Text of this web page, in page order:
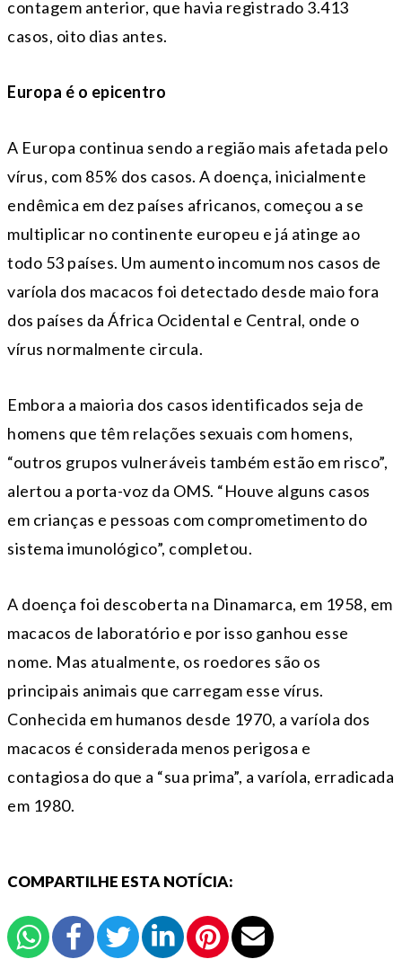
contagem anterior, que havia registrado 3.413
casos, oito dias antes.
Europa é o epicentro
A Europa continua sendo a região mais afetada pelo
vírus, com 85% dos casos. A doença, inicialmente
endêmica em dez países africanos, começou a se
multiplicar no continente europeu e já atinge ao
todo 53 países. Um aumento incomum nos casos de
varíola dos macacos foi detectado desde maio fora
dos países da África Ocidental e Central, onde o
vírus normalmente circula.
Embora a maioria dos casos identificados seja de
homens que têm relações sexuais com homens,
“outros grupos vulneráveis ​​também estão em risco”,
alertou a porta-voz da OMS. “Houve alguns casos
em crianças e pessoas com comprometimento do
sistema imunológico”, completou.
A doença foi descoberta na Dinamarca, em 1958, em
macacos de laboratório e por isso ganhou esse
nome. Mas atualmente, os roedores são os
principais animais que carregam esse vírus.
Conhecida em humanos desde 1970, a varíola dos
macacos é considerada menos perigosa e
contagiosa do que a “sua prima”, a varíola, erradicada
em 1980.
COMPARTILHE ESTA NOTÍCIA: